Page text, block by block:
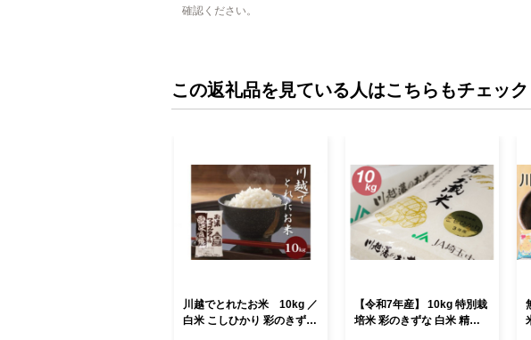
確認ください。
この返礼品を見ている人はこちらもチェック
川越でとれたお米 10kg ／
白米 こしひかり 彩のきずな
【令和7年産】 10kg 特別栽
培米 彩のきずな 白米 精米